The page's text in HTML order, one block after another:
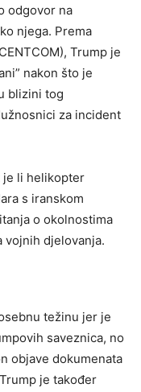
odgovor na
njega. Prema
Trump je
nakon što je
blizini tog
za incident
je li helikopter
s iranskom
o okolnostima
vojnih djelovanja.
težinu jer je
saveznica, no
objave dokumenata
je također